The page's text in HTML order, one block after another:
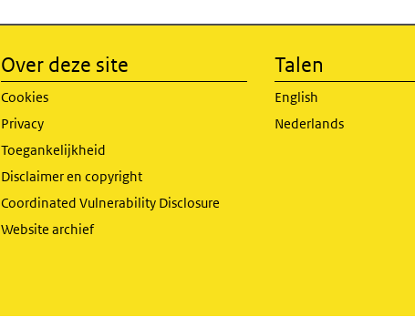
Over deze site
Cookies
Privacy
Toegankelijkheid
Disclaimer en copyright
Coordinated Vulnerability Disclosure
Website archief
Talen
English
Nederlands